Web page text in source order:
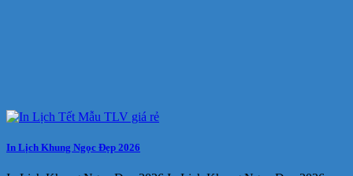
In Lịch Khung Ngọc Đẹp 2026